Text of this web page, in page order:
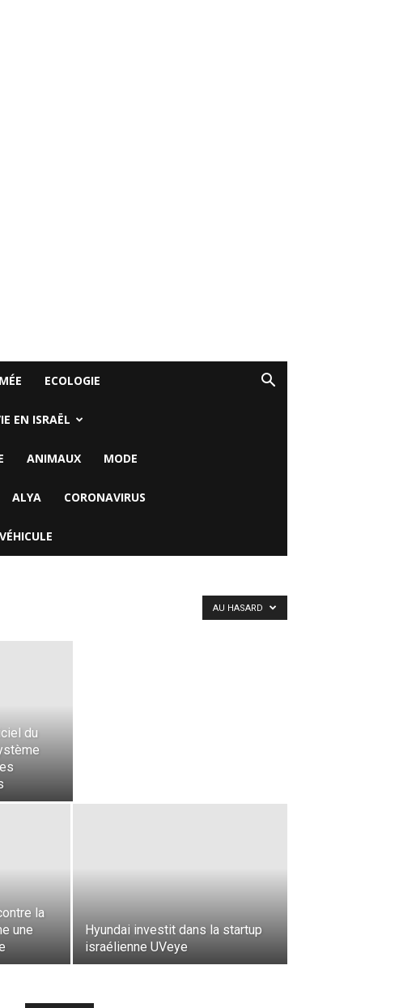
ECOLOGIE
EN ISRAËL
ANIMAUX MODE
ALYA CORONAVIRUS
VÉHICULE
AU HASARD
du
la
une
Hyundai investit dans la startup
israélienne UVeye